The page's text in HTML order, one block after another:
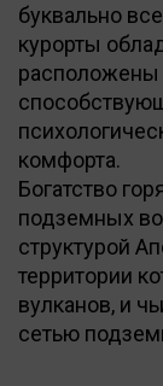
буквально
курорты
расположены
комфорта.
Богатство
подземных
структурой
территории
вулканов, и
сетью